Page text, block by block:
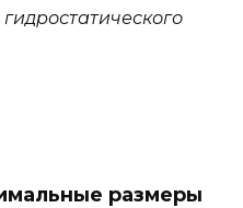
размеры